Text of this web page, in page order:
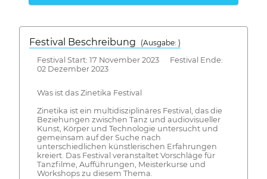
Festival Beschreibung
(Ausgabe: )
Festival Start: 17 November 2023 Festival Ende:
02 Dezember 2023
Was ist das Zinetika Festival
Zinetika ist ein multidisziplinäres Festival, das die
Beziehungen zwischen Tanz und audiovisueller
Kunst, Körper und Technologie untersucht und
gemeinsam auf der Suche nach
unterschiedlichen künstlerischen Erfahrungen
kreiert. Das Festival veranstaltet Vorschläge für
Tanzfilme, Aufführungen, Meisterkurse und
Workshops zu diesem Thema.